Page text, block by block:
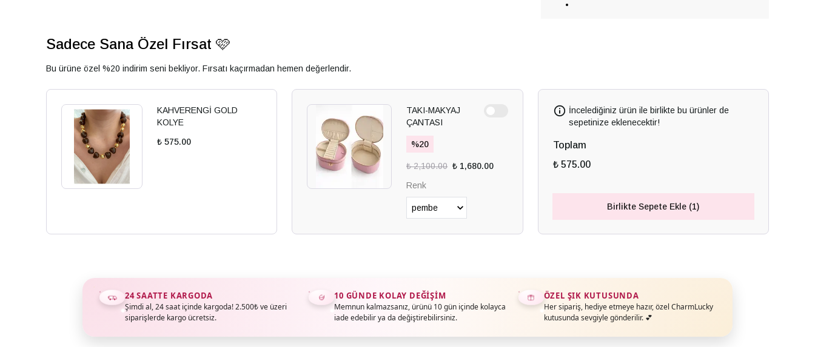
Sadece Sana Özel Fırsat 🩷
Bu ürüne özel %20 indirim seni bekliyor. Fırsatı kaçırmadan hemen değerlendir.
KAHVERENGİ GOLD
KOLYE
₺ 575.00
TAKI-MAKYAJ
ÇANTASI
%20
₺ 2,100.00 ₺ 1,680.00
Renk
İncelediğiniz ürün ile birlikte bu ürünler de
sepetinize eklenecektir!
Toplam
₺ 575.00
Birlikte Sepete Ekle (1)
24 SAATTE KARGODA
Şimdi al, 24 saat içinde kargoda! 2.500₺ ve üzeri
siparişlerde kargo ücretsiz.
10 GÜNDE KOLAY DEĞIŞIM
Memnun kalmazsanız, ürünü 10 gün içinde kolayca
iade edebilir ya da değiştirebilirsiniz.
ÖZEL ŞIK KUTUSUNDA
Her sipariş, hediye etmeye hazır, özel CharmLucky
kutusunda sevgiyle gönderilir. 💕